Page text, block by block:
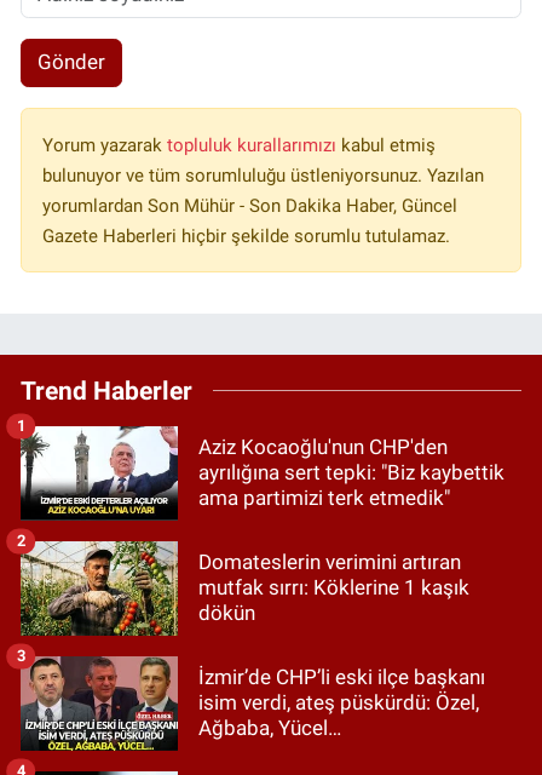
Gönder
Yorum yazarak topluluk kurallarımızı kabul etmiş
bulunuyor ve tüm sorumluluğu üstleniyorsunuz. Yazılan
yorumlardan Son Mühür - Son Dakika Haber, Güncel
Gazete Haberleri hiçbir şekilde sorumlu tutulamaz.
Trend Haberler
Aziz Kocaoğlu'nun CHP'den
ayrılığına sert tepki: "Biz kaybettik
ama partimizi terk etmedik"
1
Domateslerin verimini artıran
mutfak sırrı: Köklerine 1 kaşık
dökün
2
İzmir’de CHP’li eski ilçe başkanı
isim verdi, ateş püskürdü: Özel,
Ağbaba, Yücel…
3
4